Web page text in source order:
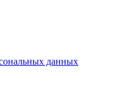
данных